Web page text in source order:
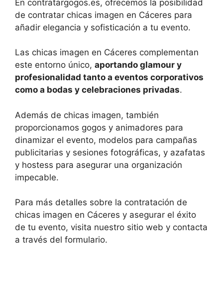
En contratargogos.es, ofrecemos la posibilidad
de contratar chicas imagen en Cáceres para
añadir elegancia y sofisticación a tu evento.
Las chicas imagen en Cáceres complementan
este entorno único, aportando glamour y
profesionalidad tanto a eventos corporativos
como a bodas y celebraciones privadas.
Además de chicas imagen, también
proporcionamos gogos y animadores para
dinamizar el evento, modelos para campañas
publicitarias y sesiones fotográficas, y azafatas
y hostess para asegurar una organización
impecable.
Para más detalles sobre la contratación de
chicas imagen en Cáceres y asegurar el éxito
de tu evento, visita nuestro sitio web y contacta
a través del formulario.